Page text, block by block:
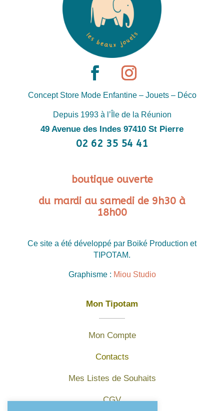
Concept Store Mode Enfantine – Jouets – Déco
Depuis 1993 à l’Île de la Réunion
49 Avenue des Indes 97410 St Pierre
02 62 35 54 41
boutique ouverte
du mardi au samedi de 9h30 à
18h00
Ce site a été développé par Boiké Production et
TIPOTAM.
Graphisme : Miou Studio
Mon Tipotam
Mon Compte
Contacts
Mes Listes de Souhaits
CGV